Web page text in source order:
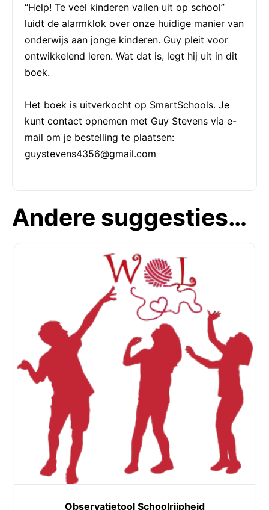
“Help! Te veel kinderen vallen uit op school”
luidt de alarmklok over onze huidige manier van
onderwijs aan jonge kinderen. Guy pleit voor
ontwikkelend leren. Wat dat is, legt hij uit in dit
boek.
Het boek is uitverkocht op SmartSchools. Je
kunt contact opnemen met Guy Stevens via e-
mail om je bestelling te plaatsen:
guystevens4356@gmail.com
Andere suggesties…
Observatietool Schoolrijpheid